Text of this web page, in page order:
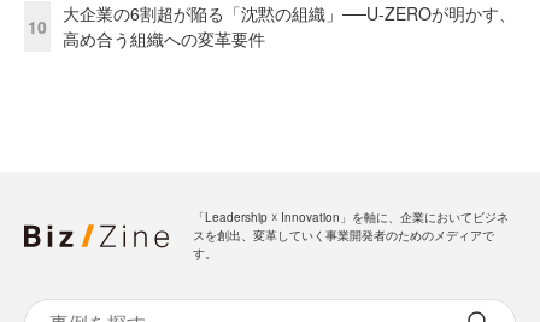
10
大企業の6割超が陥る「沈黙の組織」──U-ZEROが明かす、
高め合う組織への変革要件
「Leadership ☓ Innovation」を軸に、企業においてビジネ
スを創出、変革していく事業開発者のためのメディアで
す。